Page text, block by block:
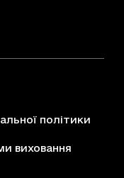
політики
виховання